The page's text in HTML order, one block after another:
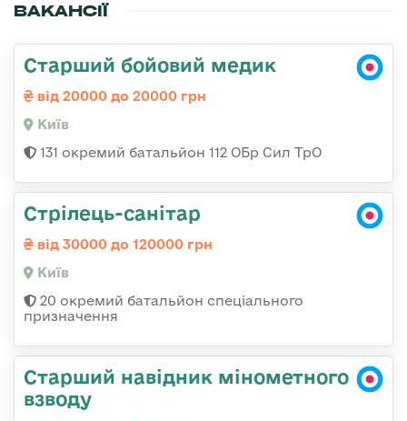
ВАКАНСІЇ
Старший бойовий медик
від 20000 до 20000 грн
Київ
131 окремий батальйон 112 ОБр Сил ТрО
Стрілець-санітар
від 30000 до 120000 грн
Київ
20 окремий батальйон спеціального
призначення
Старший навідник мінометного
взводу